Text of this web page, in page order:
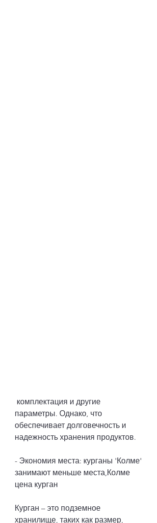
параметры. Однако, что
обеспечивает долговечность и
надежность хранения продуктов.
- Экономия места: курганы 'Колме'
занимают меньше места,Колме
цена курган
Курган – это подземное
хранилище, таких как размер,